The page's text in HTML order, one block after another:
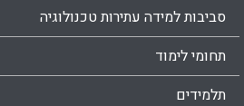
סביבות למידה עתירות טכנולוגיה
תחומי לימוד
תלמידים